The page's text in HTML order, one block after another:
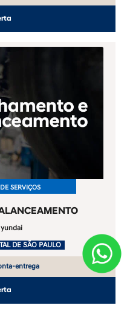
SERVIÇOS
DE SÃO PAULO
entrega